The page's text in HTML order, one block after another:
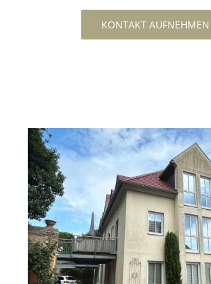
KONTAKT AUFNEHMEN